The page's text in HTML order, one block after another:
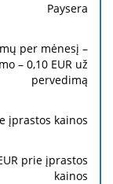
Paysera
per mėnesį –
– 0,10 EUR už
pervedimą
įprastos kainos
prie įprastos
kainos